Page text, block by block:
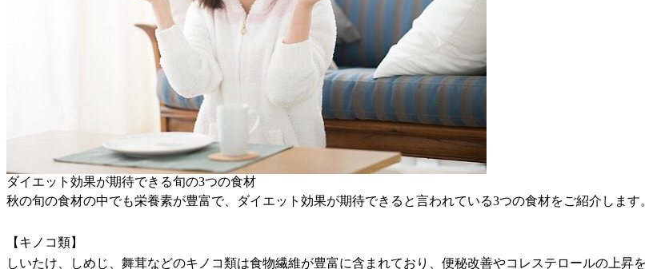
ダイエット効果が期待できる旬の3つの食材
秋の旬の食材の中でも栄養素が豊富で、ダイエット効果が期待できると言われている3つの食材をご紹介します
【キノコ類】
しいたけ、しめじ、舞茸などのキノコ類は食物繊維が豊富に含まれており、便秘改善やコレステロールの上